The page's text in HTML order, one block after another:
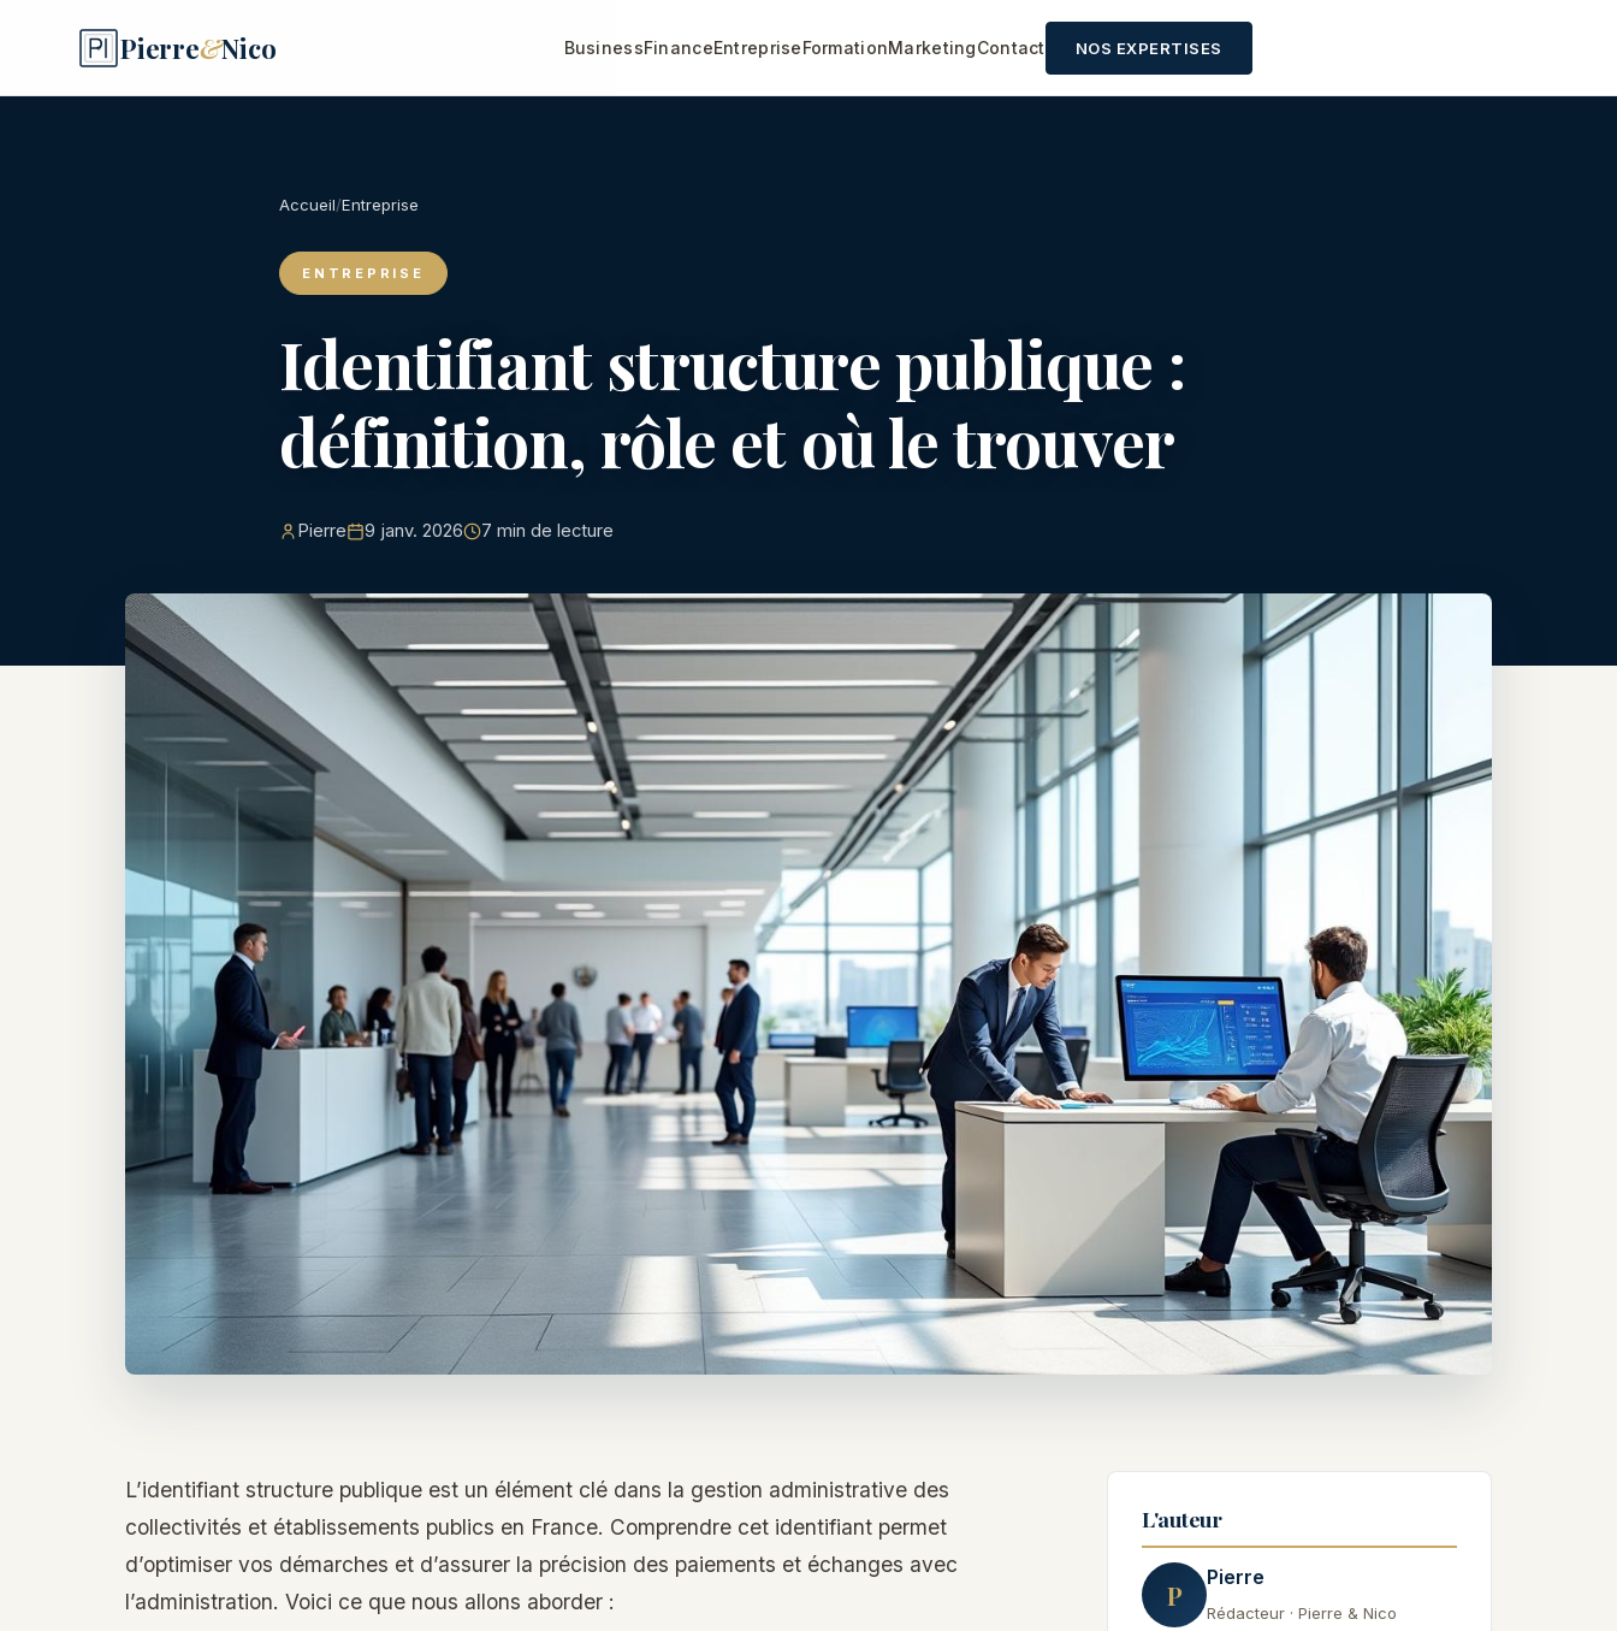
Pierre&Nico BusinessFinanceEntrepriseFormationMarketingContact NOS EXPERTISES
Accueil/Entreprise
ENTREPRISE
Identifiant structure publique :
définition, rôle et où le trouver
Pierre 9 janv. 2026 7 min de lecture
L’identifiant structure publique est un élément clé dans la gestion administrative des
collectivités et établissements publics en France. Comprendre cet identifiant permet
d’optimiser vos démarches et d’assurer la précision des paiements et échanges avec
l’administration. Voici ce que nous allons aborder :
L'auteur
P
Pierre
Rédacteur · Pierre & Nico